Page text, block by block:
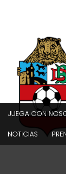
JUEGA CON
NOTICIAS